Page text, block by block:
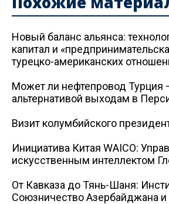
Новый баланс альянса:
капитал и
турецко-американских
Может ли нефтепровод Турция
альтернативой выходам в
Визит колумбийского
Инициатива Китая WAICO:
искусственным интеллектом
От Кавказа до Тянь-Шаня:
Союзничество Азербайджана